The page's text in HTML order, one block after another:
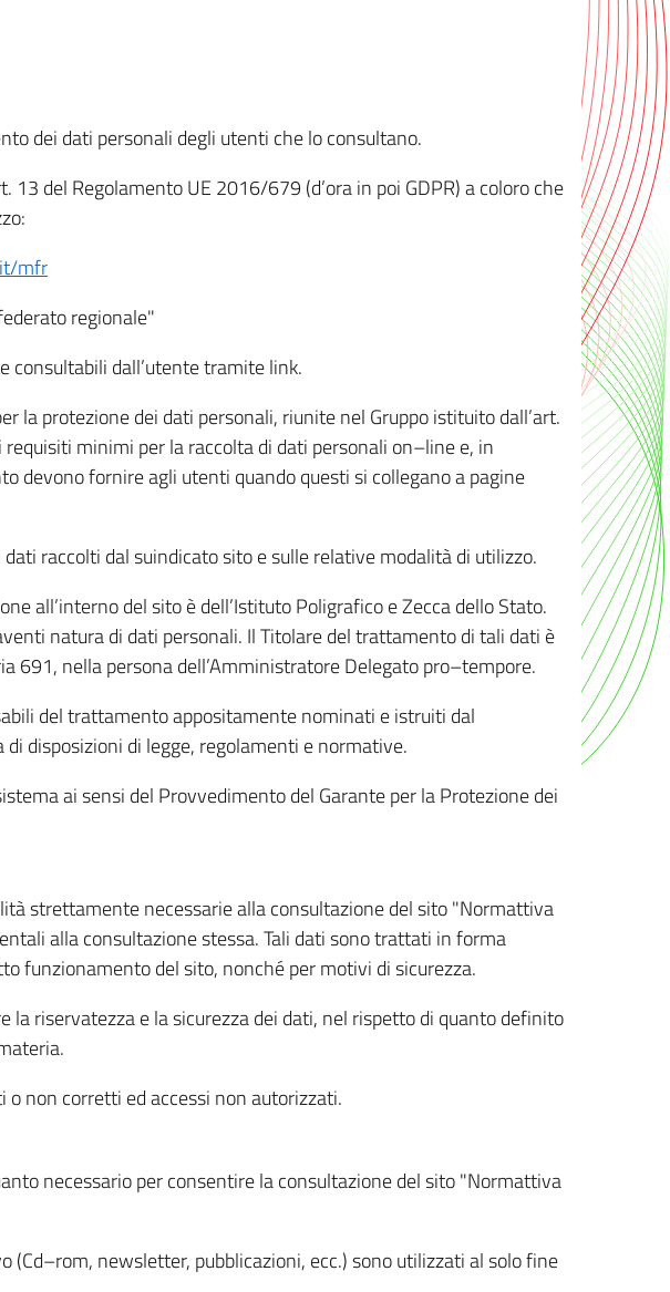
dei dati personali degli utenti che lo consultano.
del Regolamento UE 2016/679 (d’ora in poi GDPR) a coloro che
mfr
regionale"
consultabili dall’utente tramite link.
la protezione dei dati personali, riunite nel Gruppo istituito dall’art.
minimi per la raccolta di dati personali on–line e, in
devono fornire agli utenti quando questi si collegano a pagine
raccolti dal suindicato sito e sulle relative modalità di utilizzo.
all’interno del sito è dell’Istituto Poligrafico e Zecca dello Stato.
natura di dati personali. Il Titolare del trattamento di tali dati è
691, nella persona dell’Amministratore Delegato pro–tempore.
del trattamento appositamente nominati e istruiti dal
disposizioni di legge, regolamenti e normative.
ai sensi del Provvedimento del Garante per la Protezione dei
strettamente necessarie alla consultazione del sito "Normattiva
alla consultazione stessa. Tali dati sono trattati in forma
funzionamento del sito, nonché per motivi di sicurezza.
riservatezza e la sicurezza dei dati, nel rispetto di quanto definito
non corretti ed accessi non autorizzati.
necessario per consentire la consultazione del sito "Normattiva
newsletter, pubblicazioni, ecc.) sono utilizzati al solo fine